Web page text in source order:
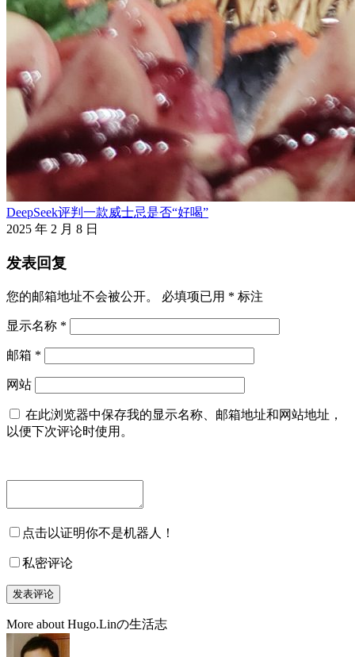
DeepSeek评判一款威士忌是否“好喝”
2025 年 2 月 8 日
发表回复
您的邮箱地址不会被公开。 必填项已用 * 标注
显示名称 *
邮箱 *
网站
在此浏览器中保存我的显示名称、邮箱地址和网站地址，
以便下次评论时使用。
点击以证明你不是机器人！
私密评论
More about Hugo.Linの生活志